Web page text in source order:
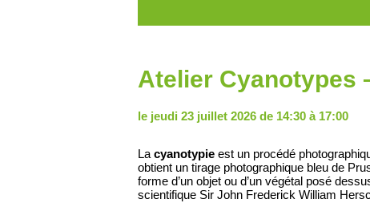
Atelier Cyanotypes
le jeudi 23 juillet 2026 de 14:30 à 17:00
La cyanotypie est un procédé
obtient un tirage photographique bleu de
forme d’un objet ou d’un végétal posé
scientifique Sir John Frederick William